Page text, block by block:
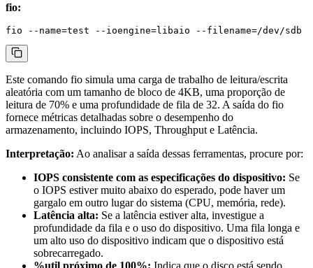
fio:
Este comando fio simula uma carga de trabalho de leitura/escrita
aleatória com um tamanho de bloco de 4KB, uma proporção de
leitura de 70% e uma profundidade de fila de 32. A saída do fio
fornece métricas detalhadas sobre o desempenho do
armazenamento, incluindo IOPS, Throughput e Latência.
Interpretação: Ao analisar a saída dessas ferramentas, procure por:
IOPS consistente com as especificações do dispositivo: Se
o IOPS estiver muito abaixo do esperado, pode haver um
gargalo em outro lugar do sistema (CPU, memória, rede).
Latência alta: Se a latência estiver alta, investigue a
profundidade da fila e o uso do dispositivo. Uma fila longa e
um alto uso do dispositivo indicam que o dispositivo está
sobrecarregado.
%util próximo de 100%: Indica que o disco está sendo